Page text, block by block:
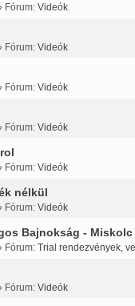
Fórum: Videók
Fórum: Videók
Fórum: Videók
Fórum: Videók
Fórum: Videók
nélkül
Fórum: Videók
Bajnokság - Miskolc
Fórum: Trial rendezvények,
Fórum: Videók